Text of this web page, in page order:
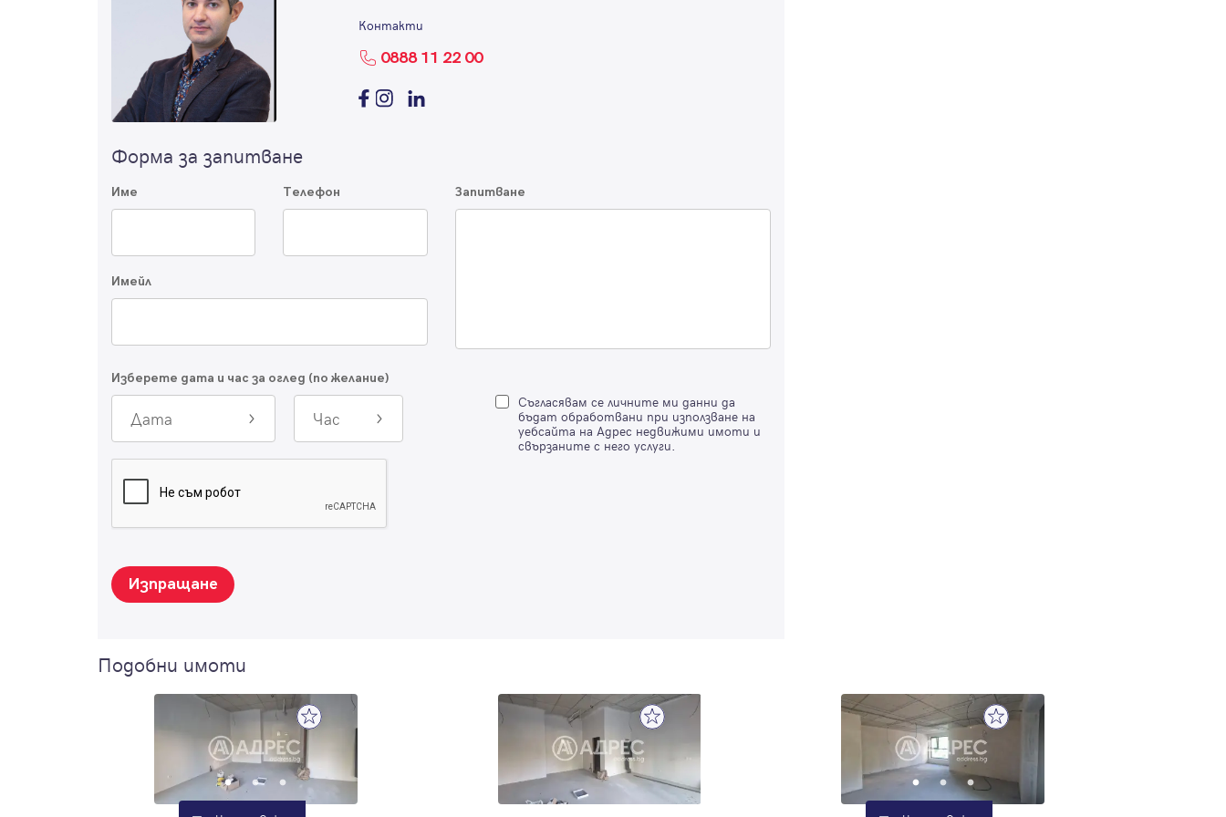
Контакти
0888 11 22 00
Форма за запитване
Име Телефон
Имейл
Запитване
Изберете дата и час за оглед (по желание)
Дата Час
Съгласявам се личните ми данни да
бъдат обработвани при използване на
уебсайта на Адрес недвижими имоти и
свързаните с него услуги.
Изпращане
Подобни имоти